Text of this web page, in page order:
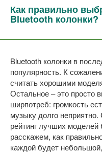
Как правильно
Bluetooth колонки?
Bluetooth колонки в
популярность. К
считать хорошими
Остальное – это просто
ширпотреб: громкость
музыку долго
рейтинг лучших
расскажем, как
каждой будет